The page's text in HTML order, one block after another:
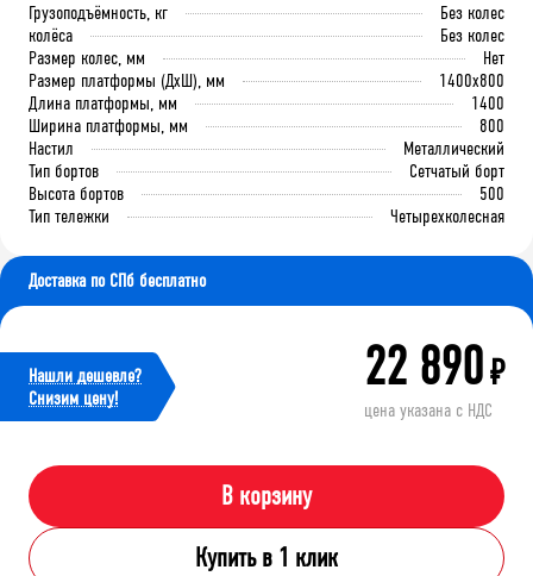
Грузоподъёмность, кг
Без колес
колёса
Без колес
Размер колес, мм
Нет
Размер платформы (ДхШ), мм
1400x800
Длина платформы, мм
1400
Ширина платформы, мм
800
Настил
Металлический
Тип бортов
Сетчатый борт
Высота бортов
500
Тип тележки
Четырехколесная
Доставка по СПб бесплатно
Нашли дешевле?
Cнизим цену!
22 890₽
цена указана с НДС
В корзину
Купить в 1 клик